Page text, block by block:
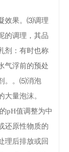
果。 ⑶调理
的调理，其品
剂：有时也称
气浮前的预处
。 ⑸消泡
量泡沫。
pH值调整为中
还原性物质的
理后排放或回